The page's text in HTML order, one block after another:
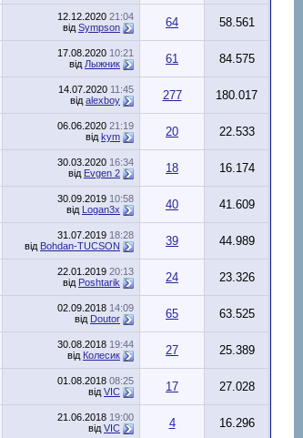
12.12.2020 21:04
від Sympson 64 58.561
17.08.2020 10:21
від Лыжник 61 84.575
14.07.2020 11:45
від alexboy 277 180.017
06.06.2020 21:19
від kym 20 22.533
30.03.2020 16:34
від Evgen 2 18 16.174
30.09.2019 10:58
від Logan3x 40 41.609
31.07.2019 18:28
від Bohdan-TUCSON 39 44.989
22.01.2019 20:13
від Poshtarik 24 23.326
02.09.2018 14:09
від Doutor 65 63.525
30.08.2018 19:44
від Колесик 27 25.389
01.08.2018 08:25
від VIC 17 27.028
21.06.2018 19:00
від VIC 4 16.296